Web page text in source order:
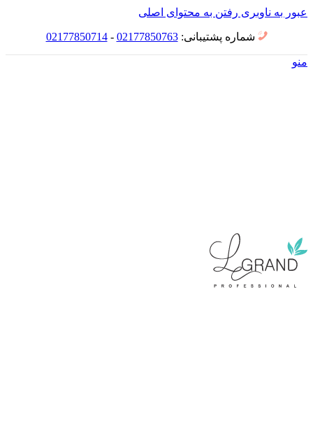
عبور به ناوبری رفتن به محتوای اصلی
شماره پشتیبانی:02177850763
-
02177850714
منو